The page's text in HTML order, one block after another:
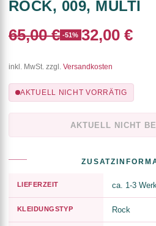
ROCK, 009, MULTI
65,00 € -51% 32,00 €
inkl. MwSt. zzgl. Versandkosten
AKTUELL NICHT VORRÄTIG
AKTUELL NICHT
LIEFERZEIT ca. 1-3
KLEIDUNGSTYP Rock